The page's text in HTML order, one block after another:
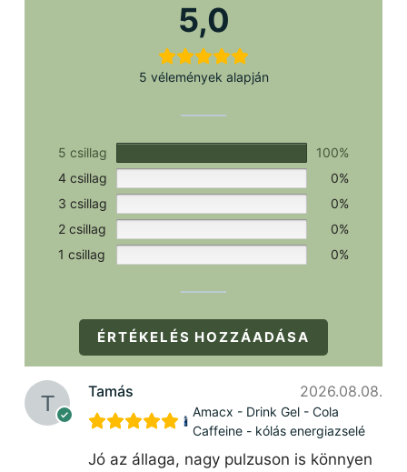
5,0
5 vélemények alapján
5 csillag
100%
4 csillag
0%
3 csillag
0%
2 csillag
0%
1 csillag
0%
ÉRTÉKELÉS HOZZÁADÁSA
Tamás 2026.08.08.
Amacx - Drink Gel - Cola
Caffeine - kólás energiazselé
Jó az állaga, nagy pulzuson is könnyen